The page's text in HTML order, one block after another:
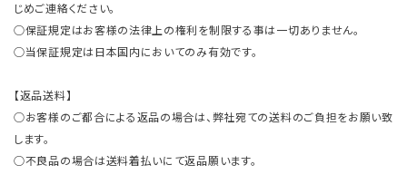
じめご連絡ください。
○保証規定はお客様の法律上の権利を制限する事は一切ありません。
○当保証規定は日本国内においてのみ有効です。
【返品送料】
○お客様のご都合による返品の場合は、弊社宛ての送料のご負担をお願い致
します。
○不良品の場合は送料着払いにて返品願います。